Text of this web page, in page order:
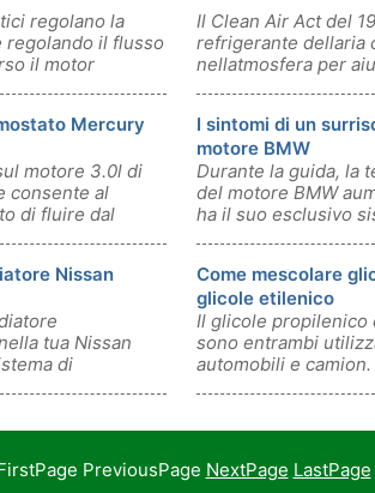
regolano la
regolando il flusso
il motor
Il Clean Air Act del
refrigerante dellaria
nellatmosfera per
Mercury
motore 3.0l di
consente al
di fluire dal
I sintomi di un
motore BMW
Durante la guida, la
del motore BMW
ha il suo esclusivo
Nissan
tua Nissan
di
Come mescolare
glicole etilenico
Il glicole propilenico
sono entrambi
automobili e
PreviousPage NextPage LastPage